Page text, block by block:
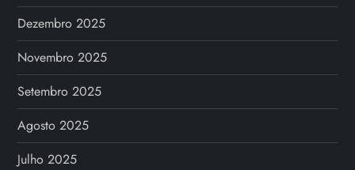
Dezembro 2025
Novembro 2025
Setembro 2025
Agosto 2025
Julho 2025